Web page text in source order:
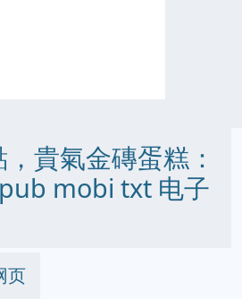
貴氣金磚蛋糕：
mobi txt 电子
页